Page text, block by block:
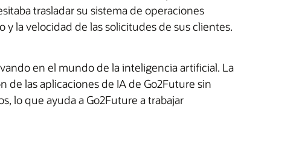
trasladar su sistema de operaciones
la velocidad de las solicitudes de sus clientes.
en el mundo de la inteligencia artificial. La
de las aplicaciones de IA de Go2Future sin
lo que ayuda a Go2Future a trabajar